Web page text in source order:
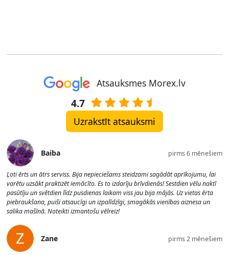
Atsauksmes Morex.lv
4.7
Uzrakstīt atsauksmi
Baiba pirms 6 mēnešiem
Ļoti ērts un ātrs serviss. Bija nepieciešams steidzami sagādāt aprīkojumu, lai
varētu uzsākt praktizēt iemācīto. Es to izdarīju brīvdienās! Sestdien vēlu naktī
pasūtīju un svētdien līdz pusdienas laikam viss jau bija mājās. Uz vietas ērta
piebraukšana, puiši atsaucīgi un izpalīdzīgi, smagākās vienības aiznesa un
salika mašīnā. Noteikti izmantošu vēlreiz!
Zane pirms 2 mēnešiem